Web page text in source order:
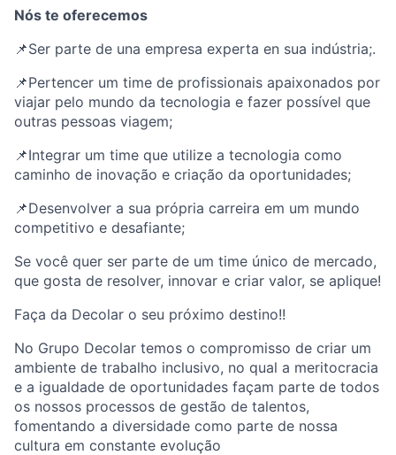
Nós te oferecemos
📌Ser parte de una empresa experta en sua indústria;.
📌Pertencer um time de profissionais apaixonados por
viajar pelo mundo da tecnologia e fazer possível que
outras pessoas viagem;
📌Integrar um time que utilize a tecnologia como
caminho de inovação e criação da oportunidades;
📌Desenvolver a sua própria carreira em um mundo
competitivo e desafiante;
Se você quer ser parte de um time único de mercado,
que gosta de resolver, innovar e criar valor, se aplique!
Faça da Decolar o seu próximo destino!!
No Grupo Decolar temos o compromisso de criar um
ambiente de trabalho inclusivo, no qual a meritocracia
e a igualdade de oportunidades façam parte de todos
os nossos processos de gestão de talentos,
fomentando a diversidade como parte de nossa
cultura em constante evolução